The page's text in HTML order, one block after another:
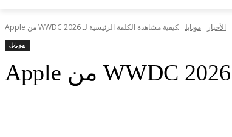
الأخبار موبايل كيفية مشاهدة الكلمة الرئيسية لـ WWDC 2026 من Apple
موبايل